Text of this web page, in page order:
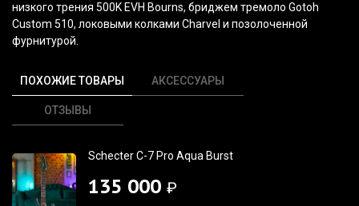
низкого трения 500K EVH Bourns, бриджем тремоло Gotoh
Custom 510, локовыми колками Charvel и позолоченной
фурнитурой.
ПОХОЖИЕ ТОВАРЫ АКСЕССУАРЫ
ОТЗЫВЫ
Schecter C-7 Pro Aqua Burst
135 000 ₽